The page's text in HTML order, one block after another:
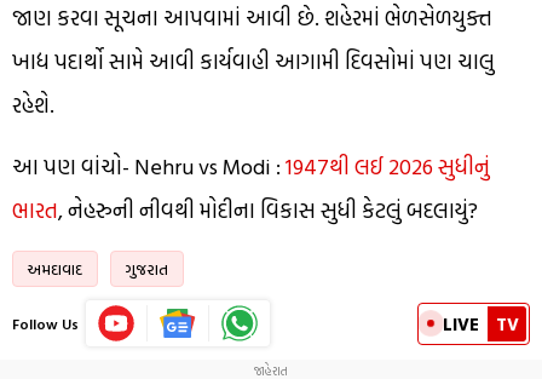
જાણ કરવા સૂચના આપવામાં આવી છે. શહેરમાં ભેળસેળયુક્ત
ખાદ્ય પદાર્થો સામે આવી કાર્યવાહી આગામી દિવસોમાં પણ ચાલુ
રહેશે.
આ પણ વાંચો- Nehru vs Modi :1947થી લઈ 2026 સુધીનું
ભારત, નેહરુની નીવથી મોદીના વિકાસ સુધી કેટલું બદલાયું?
અમદાવાદ ગુજરાત
Follow Us LIVE TV